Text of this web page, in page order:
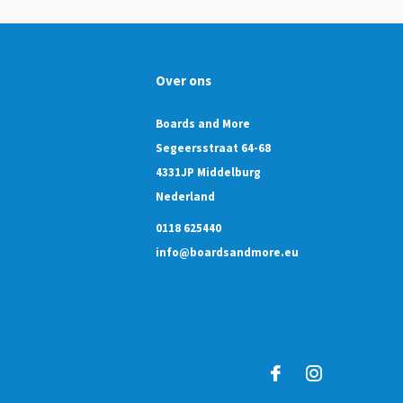
Over ons
Boards and More
Segeersstraat 64-68
4331JP Middelburg
Nederland
0118 625440
info@boardsandmore.eu